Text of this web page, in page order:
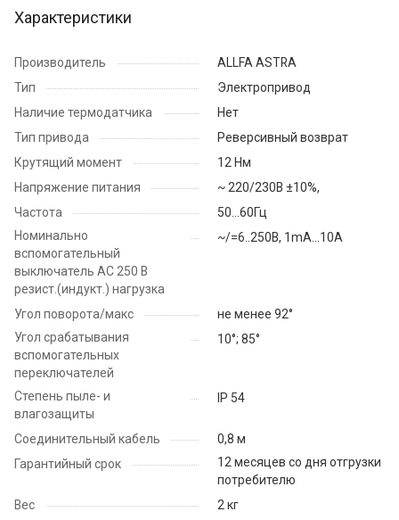
Характеристики
Производитель
ALLFA ASTRA
Тип
Электропривод
Наличие термодатчика
Нет
Тип привода
Реверсивный возврат
Крутящий момент
12 Нм
Напряжение питания
~ 220/230В ±10%,
Частота
50...60Гц
Номинально
вспомогательный
выключатель АС 250 В
резист.(индукт.) нагрузка
~/=6..250В, 1mA…10A
Угол поворота/макс
не менее 92°
Угол срабатывания
вспомогательных
переключателей
10°; 85°
Степень пыле- и
влагозащиты
IP 54
Соединительный кабель
0,8 м
Гарантийный срок
12 месяцев со дня отгрузки
потребителю
Вес
2 кг